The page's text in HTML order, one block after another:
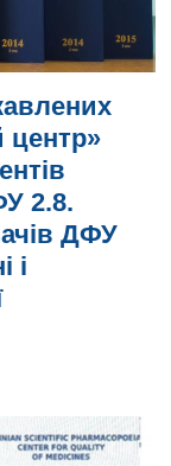
центр»
2.8.
ДФУ
і